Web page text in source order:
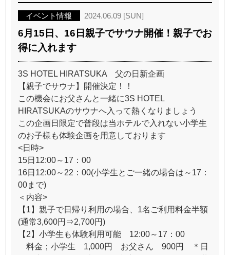
イベント情報 2024.06.09 [SUN]
6月15日、16日親子でサウナ開催！親子でお
得に入れます
3S HOTEL HIRATSUKA 父の日新企画
【親子でサウナ】開催決定！！
この機会にお父さんと一緒に3S HOTEL
HIRATSUKAのサウナへ入って熱くなりましょう
この企画日限定で普段は当ホテルで入れない小学生
のお子様も体験企画を用意しております
<日時>
15日12:00～17：00
16日12:00～22：00(小学生とご一緒の場合は～17：
00まで)
＜内容>
【1】親子で日帰り利用の場合、1名ご利用料金半額
(通常3,600円⇒2,700円)
【2】小学生も体験利用可能 12:00～17：00
料金；小学生 1,000円 お父さん 900円 ＊日